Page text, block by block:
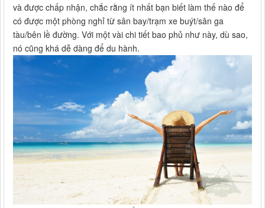
và được chấp nhận, chắc rằng ít nhất bạn biết làm thế nào để
có được một phòng nghỉ từ sân bay/trạm xe buýt/sân ga
tàu/bên lề đường. Với một vài chi tiết bao phủ như này, dù sao,
nó cũng khá dễ dàng để du hành.